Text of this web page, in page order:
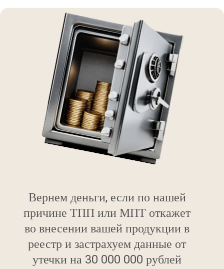
Вернем деньги, если по нашей
причине ТПП или МПТ откажет
во внесении вашей продукции в
реестр и застрахуем данные от
утечки на 30 000 000 рублей